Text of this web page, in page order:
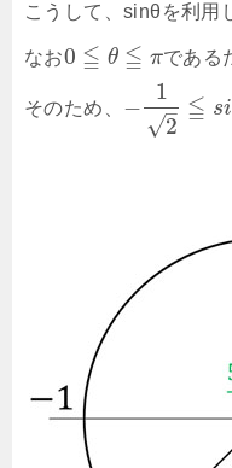
こうして、sinθを利用
なお0 ≦ θ ≦ πである
そのため、 −
1
2
–
√ ≦ si